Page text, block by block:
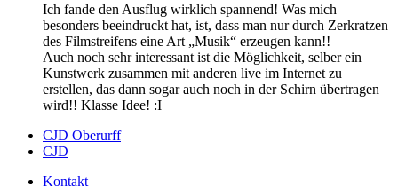
Ich fande den Ausflug wirklich spannend! Was mich
besonders beeindruckt hat, ist, dass man nur durch Zerkratzen
des Filmstreifens eine Art „Musik“ erzeugen kann!!
Auch noch sehr interessant ist die Möglichkeit, selber ein
Kunstwerk zusammen mit anderen live im Internet zu
erstellen, das dann sogar auch noch in der Schirn übertragen
wird!! Klasse Idee! :I
CJD Oberurff
CJD
Kontakt